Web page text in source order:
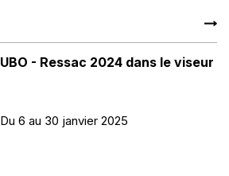
UBO - Ressac 2024 dans le viseur
Du 6 au 30 janvier 2025